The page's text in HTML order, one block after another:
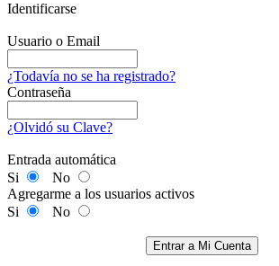
Identificarse
Usuario o Email
¿Todavía no se ha registrado?
Contraseña
¿Olvidó su Clave?
Entrada automática
Si
No
Agregarme a los usuarios activos
Si
No
Entrar a Mi Cuenta